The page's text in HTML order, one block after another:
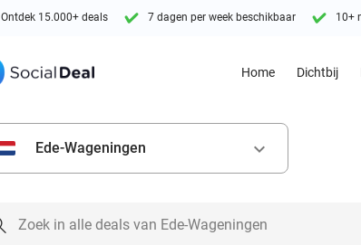
Ontdek 15.000+ deals 7 dagen per week beschikbaar 10+
Home Dichtbij
Ede-Wageningen keyboard_arrow_down